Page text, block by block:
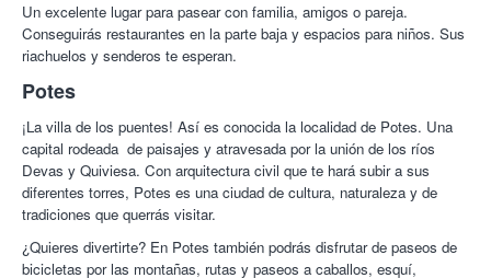
Un excelente lugar para pasear con familia, amigos o pareja.
Conseguirás restaurantes en la parte baja y espacios para niños. Sus
riachuelos y senderos te esperan.
Potes
¡La villa de los puentes! Así es conocida la localidad de Potes. Una
capital rodeada de paisajes y atravesada por la unión de los ríos
Devas y Quiviesa. Con arquitectura civil que te hará subir a sus
diferentes torres, Potes es una ciudad de cultura, naturaleza y de
tradiciones que querrás visitar.
¿Quieres divertirte? En Potes también podrás disfrutar de paseos de
bicicletas por las montañas, rutas y paseos a caballos, esquí,